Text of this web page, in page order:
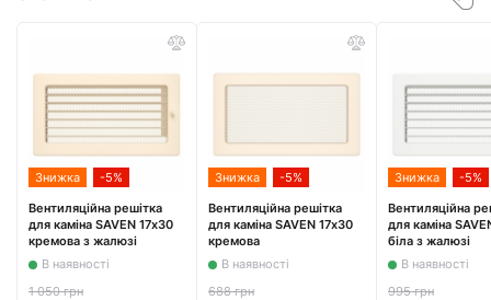
Знижка -5%
Вентиляційна решітка
для каміна SAVEN 17х30
кремова з жалюзі
В наявності
1 050 грн
Знижка -5%
Вентиляційна решітка
для каміна SAVEN 17х30
кремова
В наявності
688 грн
Знижка -5%
Вентиляційна
для каміна
біла з жалюзі
В наявності
995 грн